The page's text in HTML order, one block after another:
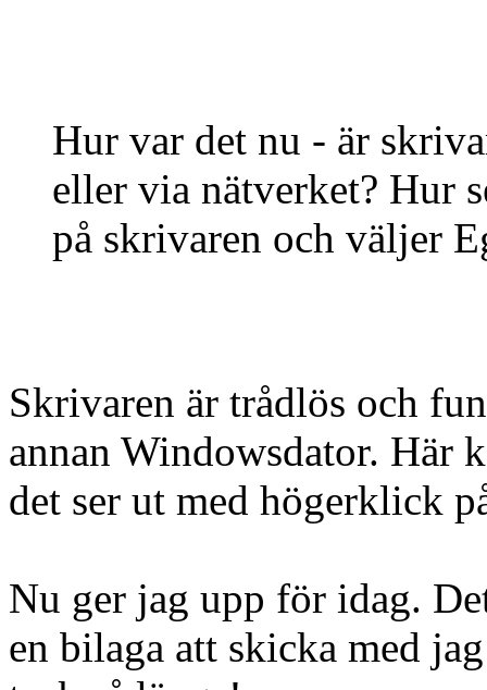
Hur var det nu - är
eller via nätverket? Hur
på skrivaren och väljer
Skrivaren är trådlös och
annan Windowsdator. Här
det ser ut med högerklick
Nu ger jag upp för idag.
en bilaga att skicka med